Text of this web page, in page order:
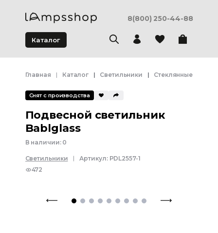
8(800) 250-44-88
Каталог
Главная Каталог Светильники Стеклянные
Снят с производства
Подвесной светильник
Bablglass
В наличии: 0
Светильники Артикул: PDL2557-1
472